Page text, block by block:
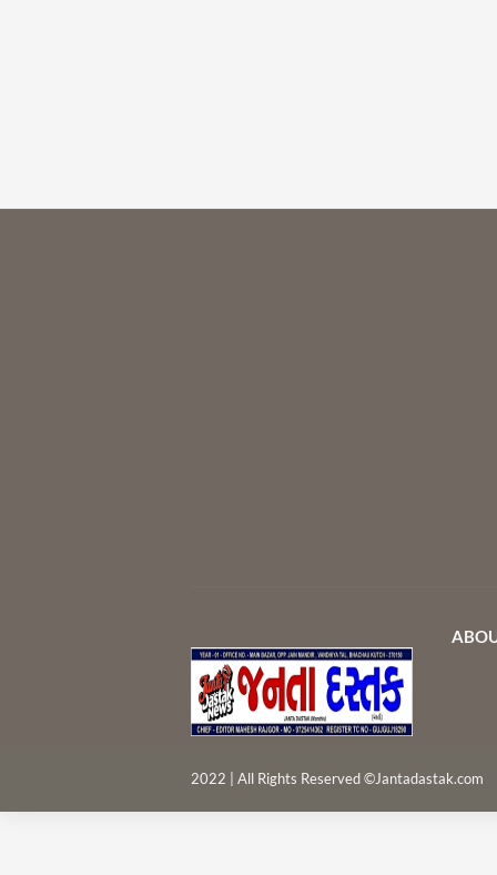
2022 | All Rights Reserved ©Jantadastak.com